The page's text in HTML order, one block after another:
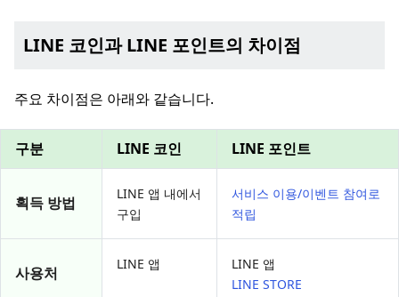
LINE 코인과 LINE 포인트의 차이점
주요 차이점은 아래와 같습니다.
구분 LINE 코인 LINE 포인트
획득 방법
LINE 앱 내에서
구입
서비스 이용/이벤트 참여로
적립
사용처 LINE 앱
LINE 앱
LINE STORE